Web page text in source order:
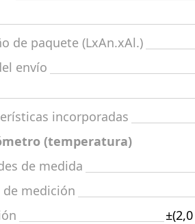
de paquete (LxAn.xAl.)
envío
incorporadas
(temperatura)
de medida
de medición